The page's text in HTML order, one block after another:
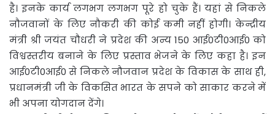
है। इनके कार्य लगभग लगभग पूरे हो चुके हैं। यहां से निकले
नौजवानों के लिए नौकरी की कोई कमी नहीं होगी। केन्द्रीय
मंत्री श्री जयंत चौधरी ने प्रदेश की अन्य 150 आई0टी0आई0 को
विश्वस्तरीय बनाने के लिए प्रस्ताव भेजने के लिए कहा है। इन
आई0टी0आई0 से निकले नौजवान प्रदेश के विकास के साथ ही,
प्रधानमंत्री जी के विकसित भारत के सपने को साकार करने में
भी अपना योगदान देंगे।